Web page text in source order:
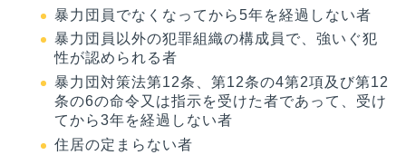
暴力団員でなくなってから5年を経過しない者
暴力団員以外の犯罪組織の構成員で、強いぐ犯
性が認められる者
暴力団対策法第12条、第12条の4第2項及び第12
条の6の命令又は指示を受けた者であって、受け
てから3年を経過しない者
住居の定まらない者